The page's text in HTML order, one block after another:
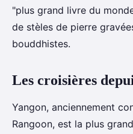
"plus grand livre du
de stèles de pierre
bouddhistes.
Les croisières
Yangon, anciennement
Rangoon, est la plus